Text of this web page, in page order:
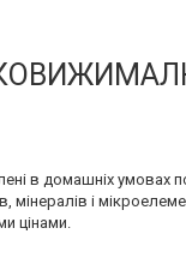
в домашніх умовах
мінералів і
цінами.